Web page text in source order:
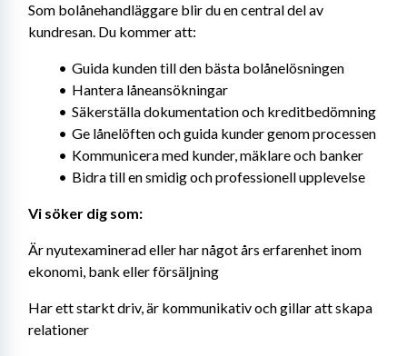
Som bolånehandläggare blir du en central del av
kundresan. Du kommer att:
Guida kunden till den bästa bolånelösningen
Hantera låneansökningar
Säkerställa dokumentation och kreditbedömning
Ge lånelöften och guida kunder genom processen
Kommunicera med kunder, mäklare och banker
Bidra till en smidig och professionell upplevelse
Vi söker dig som:
Är nyutexaminerad eller har något års erfarenhet inom
ekonomi, bank eller försäljning
Har ett starkt driv, är kommunikativ och gillar att skapa
relationer